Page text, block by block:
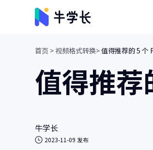
视频创意
牛小影
画质增强/视
首页 >视频格式转换>值得推荐的 5 个
值得推荐
牛学长
2023-11-09 发布